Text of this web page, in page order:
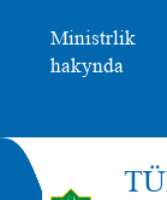
Ministrlik
hakynda